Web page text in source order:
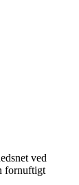
ved
fornuftigt